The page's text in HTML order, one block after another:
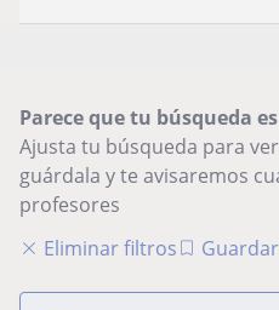
Parece que tu búsqueda
Ajusta tu búsqueda para
guárdala y te avisaremos
profesores
Eliminar filtros